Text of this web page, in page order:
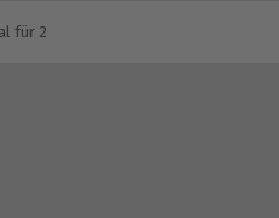
für 2